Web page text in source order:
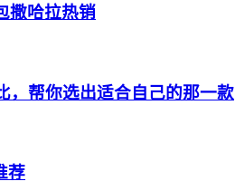
撒哈拉热销
，帮你选出适合自己的那一款
荐